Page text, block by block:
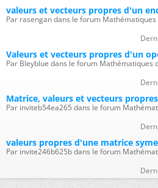
valeurs et vecteurs propres d'un
Par rasengan dans le forum
Valeurs et vecteurs propres d'un
Par Bleyblue dans le forum Mathématiques
Matrice, valeurs et vecteurs propres
Par inviteb54ea265 dans le forum
valeurs propres d'une matrice
Par invite246b625b dans le forum